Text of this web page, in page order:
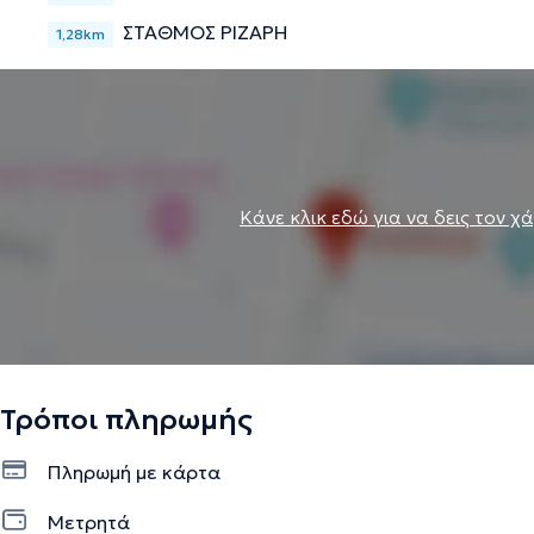
1,28km ΣΤΑΘΜΟΣ ΡΙΖΑΡΗ
Κάνε κλικ εδώ για να δεις τον
Τρόποι πληρωμής
Πληρωμή με κάρτα
Μετρητά